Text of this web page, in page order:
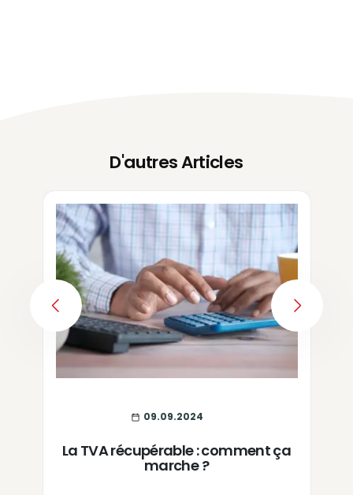
D'autres Articles
09.09.2024
La TVA récupérable : comment ça
marche ?
PREVIOUS